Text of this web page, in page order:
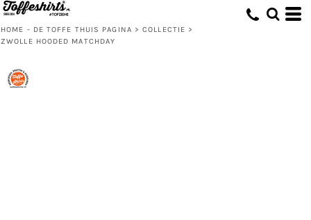
HOME - DE TOFFE THUIS PAGINA > COLLECTIE >
ZWOLLE HOODED MATCHDAY